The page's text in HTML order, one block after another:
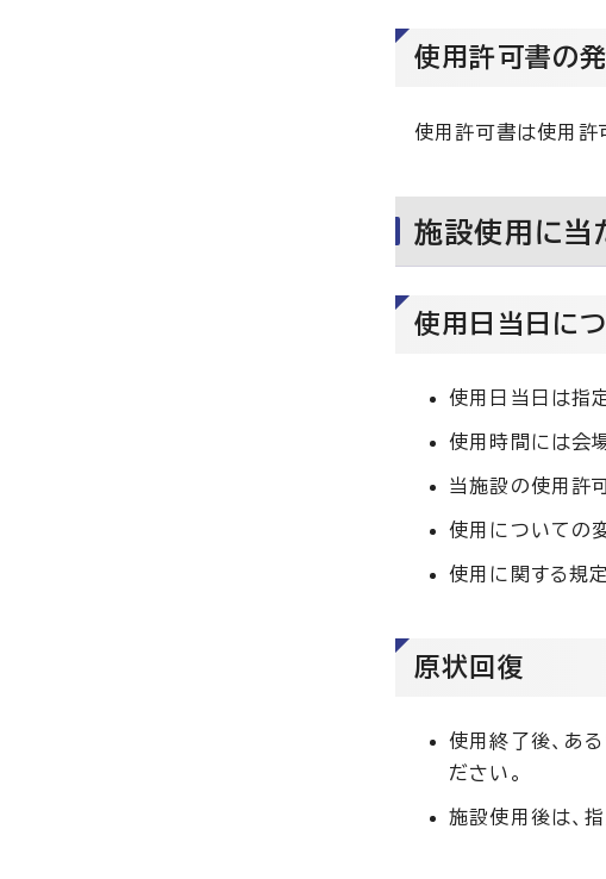
使用許可書の
使用許可書は使用許
施設使用に当
使用日当日に
使用日当日は指
使用時間には会
当施設の使用許
使用についての
使用に関する規
原状回復
使用終了後、あ
ださい。
施設使用後は、